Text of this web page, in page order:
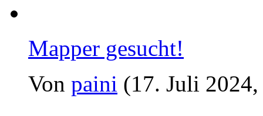
Mapper gesucht!
Von paini (17. Juli